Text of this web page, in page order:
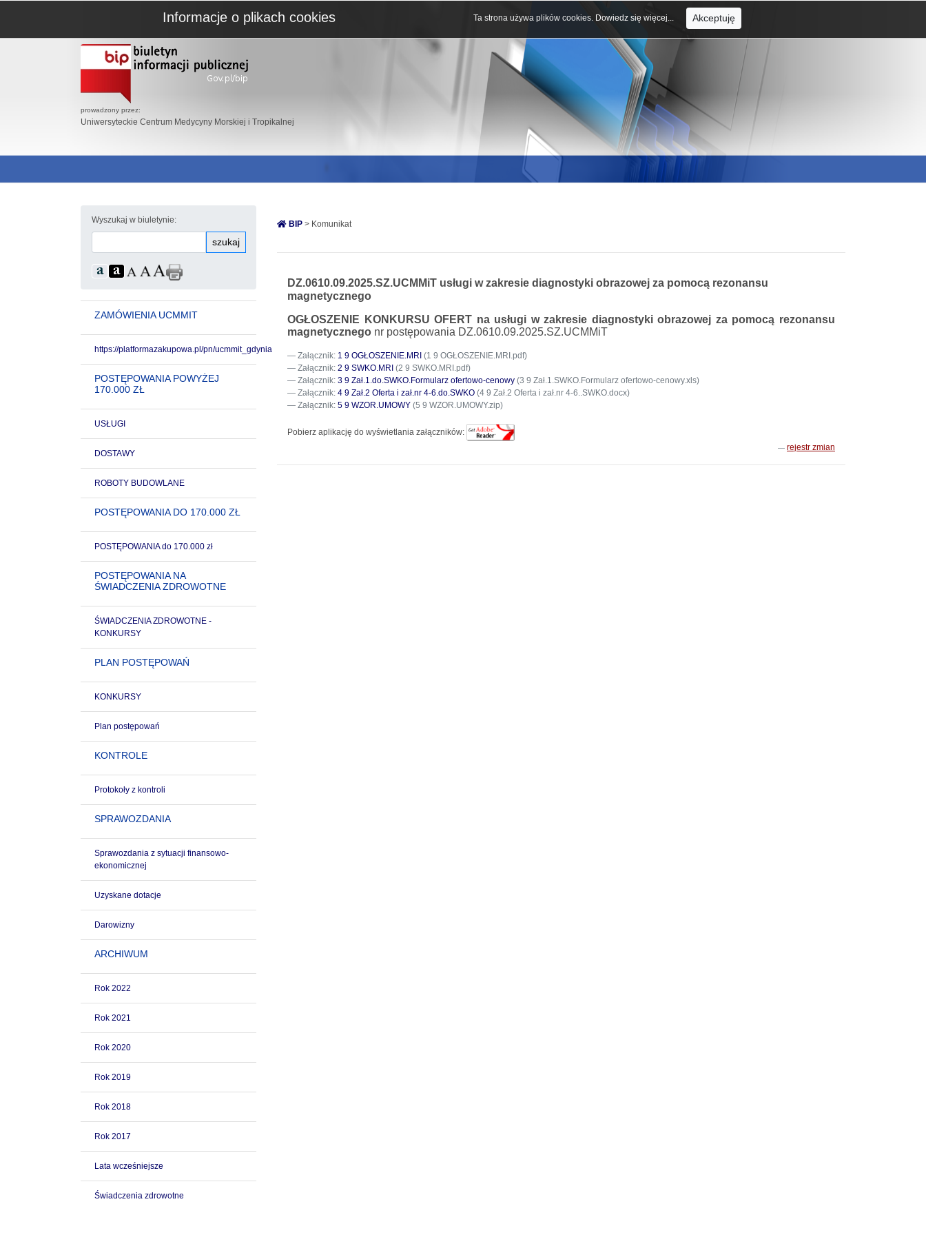
prowadzony przez:
Uniwersyteckie Centrum Medycyny Morskiej i Tropikalnej
Wyszukaj w biuletynie:
szukaj
ZAMÓWIENIA UCMMIT
https://platformazakupowa.pl/pn/ucmmit_gdynia
POSTĘPOWANIA POWYŻEJ
170.000 ZŁ
USŁUGI
DOSTAWY
ROBOTY BUDOWLANE
POSTĘPOWANIA DO 170.000 ZŁ
POSTĘPOWANIA do 170.000 zł
POSTĘPOWANIA NA
ŚWIADCZENIA ZDROWOTNE
ŚWIADCZENIA ZDROWOTNE -
KONKURSY
PLAN POSTĘPOWAŃ
KONKURSY
Plan postępowań
KONTROLE
Protokoły z kontroli
SPRAWOZDANIA
Sprawozdania z sytuacji finansowo-
ekonomicznej
Uzyskane dotacje
Darowizny
ARCHIWUM
Rok 2022
Rok 2021
Rok 2020
Rok 2019
Rok 2018
Rok 2017
Lata wcześniejsze
Świadczenia zdrowotne
BIP > Komunikat
DZ.0610.09.2025.SZ.UCMMiT usługi w zakresie diagnostyki obrazowej za pomocą rezonansu
magnetycznego
OGŁOSZENIE KONKURSU OFERT na usługi w zakresie diagnostyki obrazowej za pomocą rezonansu
magnetycznego nr postępowania DZ.0610.09.2025.SZ.UCMMiT
Załącznik: 1 9 OGŁOSZENIE.MRI (1 9 OGŁOSZENIE.MRI.pdf)
Załącznik: 2 9 SWKO.MRI (2 9 SWKO.MRI.pdf)
Załącznik: 3 9 Zał.1.do.SWKO.Formularz ofertowo-cenowy (3 9 Zał.1.SWKO.Formularz ofertowo-cenowy.xls)
Załącznik: 4 9 Zał.2 Oferta i zał.nr 4-6.do.SWKO (4 9 Zał.2 Oferta i zał.nr 4-6..SWKO.docx)
Załącznik: 5 9 WZOR.UMOWY (5 9 WZOR.UMOWY.zip)
Pobierz aplikację do wyświetlania załączników:
rejestr zmian
Informacje o plikach cookies Ta strona używa plików cookies. Dowiedz się więcej... Akceptuję